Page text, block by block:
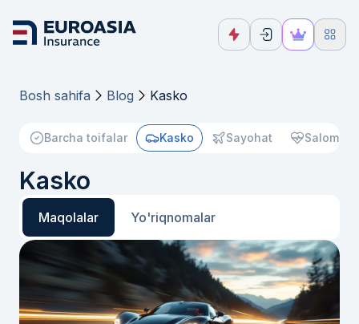
Bosh sahifa Blog Kasko
Barcha toifalar Kasko Sayohat
Kasko
Maqolalar Yo'riqnomalar